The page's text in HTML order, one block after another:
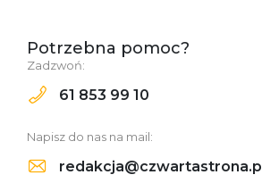
Potrzebna pomoc?
Zadzwoń:
61 853 99 10
Napisz do nas na mail: